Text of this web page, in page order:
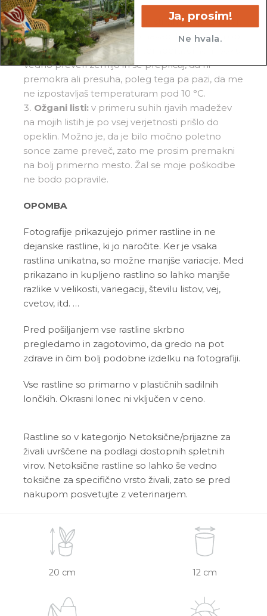
pogosto.
Vihanje listov:če se moji listi vihajo navznoter,
so lahko razlogi različni. Po navadi to naredim ob
neprimernem zalivanju ali temperaturnem šoku.
Vedno preveri zemljo in se prepričaj, da ni
premokra ali presuha, poleg tega pa pazi, da me
ne izpostavljaš temperaturam pod 10 °C.
Ožgani listi:v primeru suhih rjavih madežev
na mojih listih je po vsej verjetnosti prišlo do
opeklin. Možno je, da je bilo močno poletno
sonce zame preveč, zato me prosim premakni
na bolj primerno mesto. Žal se moje poškodbe
ne bodo popravile.
OPOMBA
Fotografije prikazujejo primer rastline in ne
dejanske rastline, ki jo naročite. Ker je vsaka
rastlina unikatna, so možne manjše variacije. Med
prikazano in kupljeno rastlino so lahko manjše
razlike v velikosti, variegaciji, številu listov, vej,
cvetov, itd. …
Pred pošiljanjem vse rastline skrbno
pregledamo in zagotovimo, da gredo na pot
zdrave in čim bolj podobne izdelku na fotografiji.
Vse rastline so primarno v plastičnih sadilnih
lončkih. Okrasni lonec ni vključen v ceno.
Rastline so v kategorijo Netoksične/prijazne za
živali uvrščene na podlagi dostopnih spletnih
virov. Netoksične rastline so lahko še vedno
toksične za specifično vrsto živali, zato se pred
nakupom posvetujte z veterinarjem.
20 cm 12 cm
Ja, prosim!
Ne hvala.